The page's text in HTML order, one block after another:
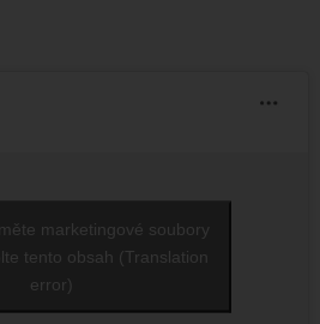
marketingové soubory
tento obsah (Translation
error)